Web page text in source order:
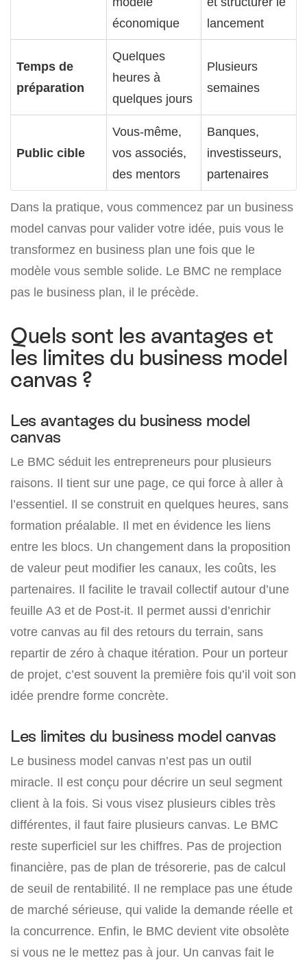
économique
lancement
Temps de
préparation
Quelques
heures à
quelques jours
Plusieurs
semaines
Public cible
Vous-même,
vos associés,
des mentors
Banques,
investisseurs,
partenaires
Dans la pratique, vous commencez par un business
model canvas pour valider votre idée, puis vous le
transformez en business plan une fois que le
modèle vous semble solide. Le BMC ne remplace
pas le business plan, il le précède.
Quels sont les avantages et
les limites du business model
canvas ?
Les avantages du business model
canvas
Le BMC séduit les entrepreneurs pour plusieurs
raisons. Il tient sur une page, ce qui force à aller à
l’essentiel. Il se construit en quelques heures, sans
formation préalable. Il met en évidence les liens
entre les blocs. Un changement dans la proposition
de valeur peut modifier les canaux, les coûts, les
partenaires. Il facilite le travail collectif autour d’une
feuille A3 et de Post-it. Il permet aussi d’enrichir
votre canvas au fil des retours du terrain, sans
repartir de zéro à chaque itération. Pour un porteur
de projet, c’est souvent la première fois qu’il voit son
idée prendre forme concrète.
Les limites du business model canvas
Le business model canvas n’est pas un outil
miracle. Il est conçu pour décrire un seul segment
client à la fois. Si vous visez plusieurs cibles très
différentes, il faut faire plusieurs canvas. Le BMC
reste superficiel sur les chiffres. Pas de projection
financière, pas de plan de trésorerie, pas de calcul
de seuil de rentabilité. Il ne remplace pas une étude
de marché sérieuse, qui valide la demande réelle et
la concurrence. Enfin, le BMC devient vite obsolète
si vous ne le mettez pas à jour. Un canvas fait le